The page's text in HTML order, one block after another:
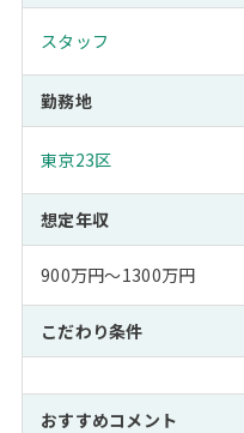
スタッフ
勤務地
東京23区
想定年収
900万円～1300万円
こだわり条件
おすすめコメント